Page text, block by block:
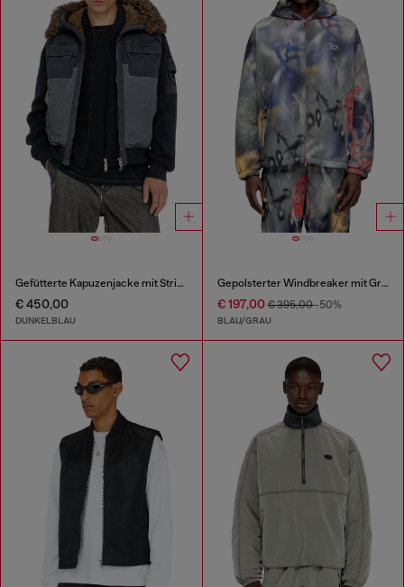
Gefütterte Kapuzenjacke mit Strickärmeln
€ 450,00
DUNKELBLAU
Gepolsterter Windbreaker mit Graffiti-Print
€ 197,00€ 395,00-50%
BLAU/GRAU